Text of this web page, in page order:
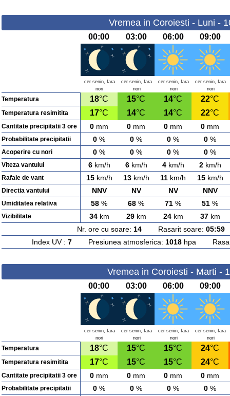
Vremea in Coroiesti - Luni -
00:00 03:00 06:00 09:00
cer senin, fara
nori
cer senin, fara
nori
cer senin, fara
nori
cer senin, fara
nori
Temperatura 18°C 15°C 14°C 22°C
Temperatura resimitita 17°C 14°C 14°C 22°C
Cantitate precipitatii 3 ore 0 mm 0 mm 0 mm 0 mm
Probabilitate precipitatii 0 % 0 % 0 % 0 %
Acoperire cu nori 0 % 0 % 0 % 0 %
Viteza vantului 6km/h 6km/h 4km/h 2km/h
Rafale de vant 15km/h 13km/h 11 km/h 15km/h
Directia vantului NNV NV NV NNV
Umiditatea relativa 58 % 68 % 71 % 51 %
Vizibilitate 34km 29km 24km 37km
Nr. ore cu soare: 14Rasarit soare: 05:59
Index UV : 7Presiunea atmosferica: 1018hpa
Vremea in Coroiesti - Marti -
00:00 03:00 06:00 09:00
cer senin, fara
nori
cer senin, fara
nori
cer senin, fara
nori
cer senin, fara
nori
Temperatura 18°C 15°C 15°C 24°C
Temperatura resimitita 17°C 15°C 15°C 24°C
Cantitate precipitatii 3 ore 0 mm 0 mm 0 mm 0 mm
Probabilitate precipitatii 0 % 0 % 0 % 0 %